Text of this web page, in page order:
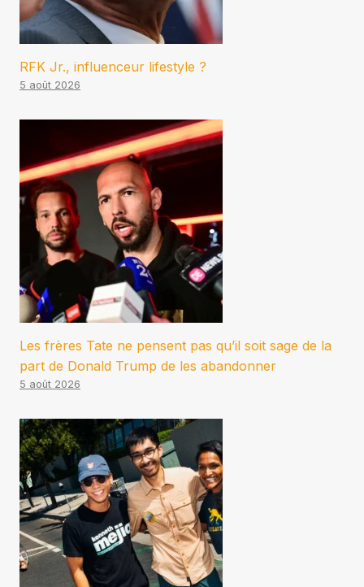
RFK Jr., influenceur lifestyle ?
5 août 2026
Les frères Tate ne pensent pas qu’il soit sage de la
part de Donald Trump de les abandonner
5 août 2026